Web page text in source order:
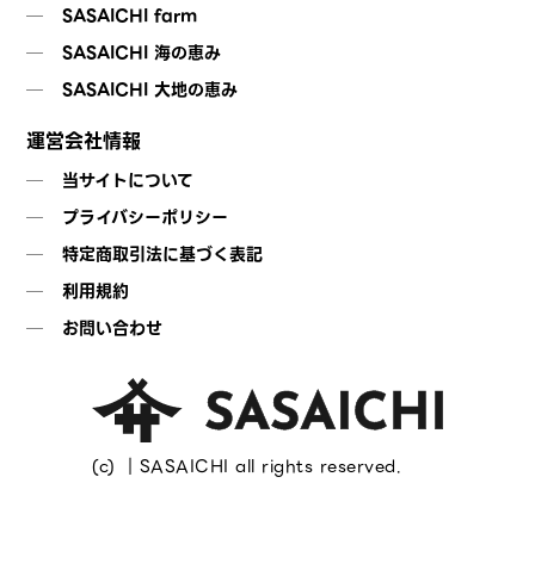
(c) ｜SASAICHI all rights reserved.
SASAICHI farm
SASAICHI 海の恵み
SASAICHI 大地の恵み
運営会社情報
当サイトについて
プライバシーポリシー
特定商取引法に基づく表記
利用規約
お問い合わせ